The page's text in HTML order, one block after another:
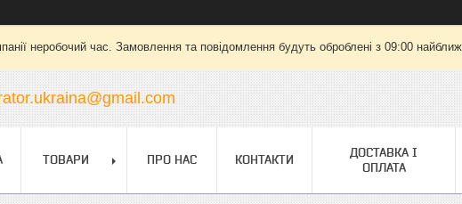
неробочий час. Замовлення та повідомлення будуть оброблені з 09:00
ТОВАРИ ПРО НАС КОНТАКТИ
ДОСТАВКА І
ОПЛАТА